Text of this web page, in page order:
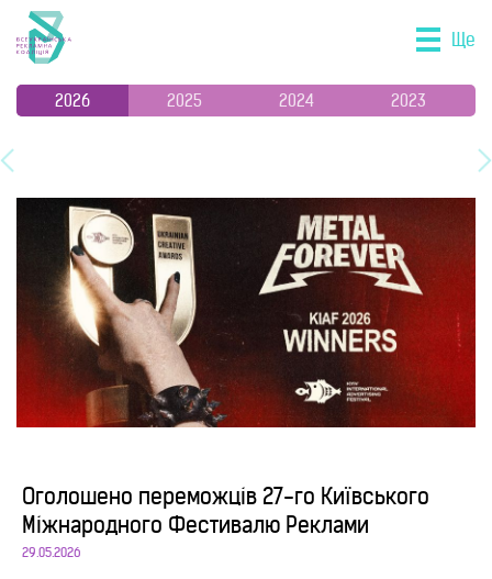
Ще
2026 2025 2024 2023
Оголошено переможців 27-го Київського
Міжнародного Фестивалю Реклами
29.05.2026